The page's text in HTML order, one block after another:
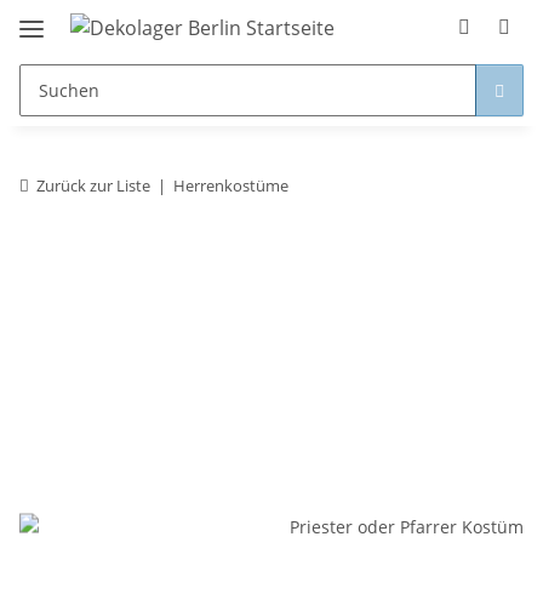
Zurück zur Liste Herrenkostüme